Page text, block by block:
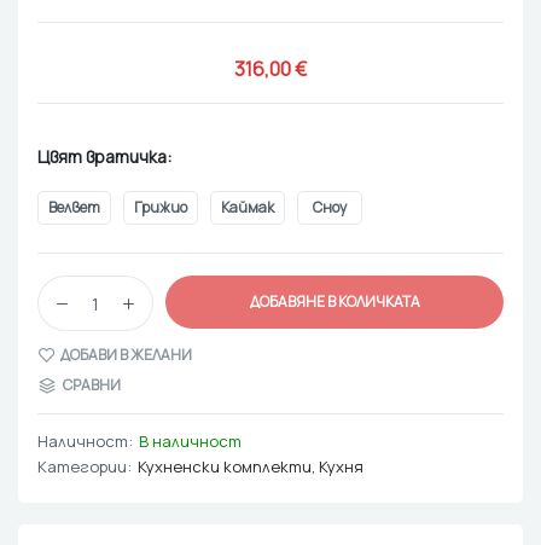
316,00 €
Цвят вратичка
Велвет Грижио Каймак Сноу
ДОБАВЯНЕ В КОЛИЧКАТА
ДОБАВИ В ЖЕЛАНИ
СРАВНИ
Наличност: В наличност
Категории: Кухненски комплекти, Кухня